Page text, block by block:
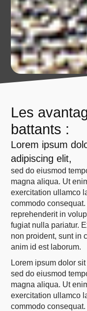
Les
battants :
Lorem ipsum
adipiscing elit,
sed do eiusmod
magna aliqua. Ut
exercitation ullamco
commodo
reprehenderit in
fugiat nulla pariatur.
non proident, sunt in
anim id est laborum.
Lorem ipsum dolor
sed do eiusmod
magna aliqua. Ut
exercitation ullamco
commodo